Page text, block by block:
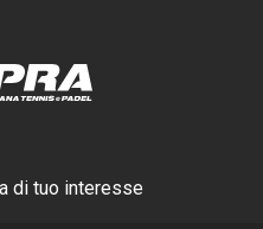
di tuo interesse